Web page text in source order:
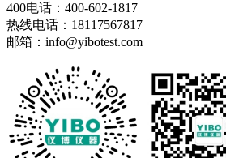
400电话：400-602-1817
热线电话：18117567817
邮箱：info@yibotest.com